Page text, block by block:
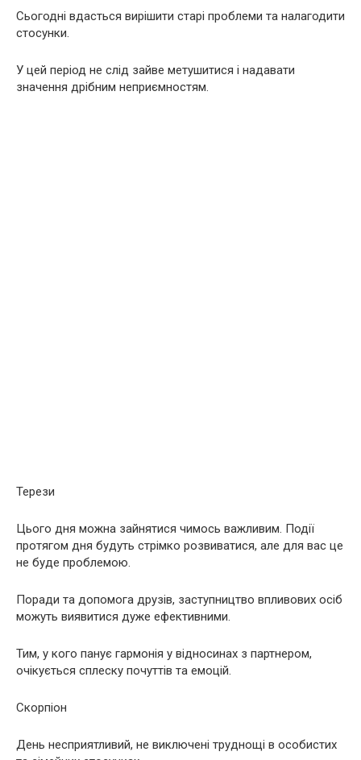
Сьогодні вдасться вирішити старі проблеми та налагодити
стосунки.
У цей період не слід зайве метушитися і надавати
значення дрібним неприємностям.
Терези
Цього дня можна зайнятися чимось важливим. Події
протягом дня будуть стрімко розвиватися, але для вас це
не буде проблемою.
Поради та допомога друзів, заступництво впливових осіб
можуть виявитися дуже ефективними.
Тим, у кого панує гармонія у відносинах з партнером,
очікується сплеску почуттів та емоцій.
Скорпіон
День несприятливий, не виключені труднощі в особистих